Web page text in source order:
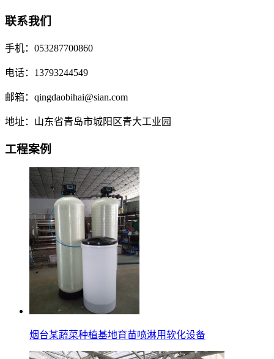
联系我们
手机：053287700860
电话：13793244549
邮箱：qingdaobihai@sian.com
地址：山东省青岛市城阳区青大工业园
工程案例
烟台某蔬菜种植基地育苗喷淋用软化设备